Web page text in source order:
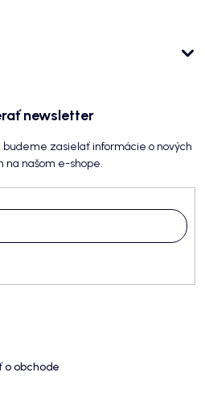
newsletter
zasielať informácie o nových
na našom e-shope.
o obchode